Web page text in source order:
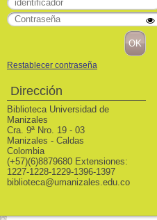
Restablecer contraseña
Dirección
Biblioteca Universidad de
Manizales
Cra. 9ª Nro. 19 - 03
Manizales - Caldas
Colombia
(+57)(6)8879680 Extensiones:
1227-1228-1229-1396-1397
biblioteca@umanizales.edu.co